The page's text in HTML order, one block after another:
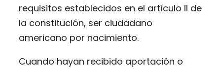
requisitos establecidos en el artículo II de
la constitución, ser ciudadano
americano por nacimiento.
Cuando hayan recibido aportación o